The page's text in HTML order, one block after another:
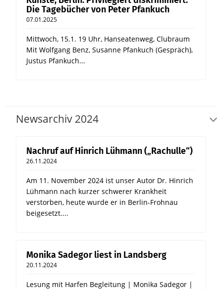
Die Tagebücher von Peter Pfankuch
07.01.2025
Mittwoch, 15.1. 19 Uhr, Hanseatenweg, Clubraum
Mit Wolfgang Benz, Susanne Pfankuch (Gespräch),
Justus Pfankuch...
Newsarchiv 2024
Nachruf auf Hinrich Lühmann („Rachulle“)
26.11.2024
Am 11. November 2024 ist unser Autor Dr. Hinrich
Lühmann nach kurzer schwerer Krankheit
verstorben, heute wurde er in Berlin-Frohnau
beigesetzt....
Monika Sadegor liest in Landsberg
20.11.2024
Lesung mit Harfen Begleitung | Monika Sadegor |